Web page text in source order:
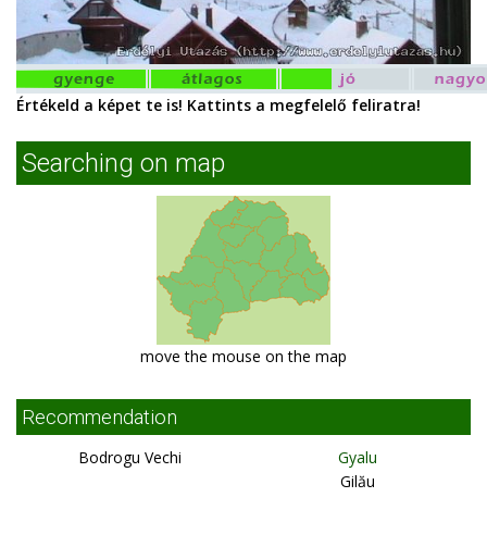
Értékeld a képet te is! Kattints a megfelelő feliratra!
Searching on map
move the mouse on the map
Recommendation
Bodrogu Vechi
Gyalu
Gilău